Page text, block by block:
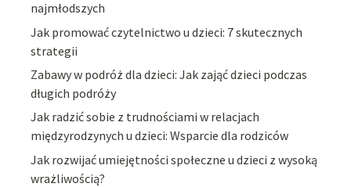
najmłodszych
Jak promować czytelnictwo u dzieci: 7 skutecznych
strategii
Zabawy w podróż dla dzieci: Jak zająć dzieci podczas
długich podróży
Jak radzić sobie z trudnościami w relacjach
międzyrodzynych u dzieci: Wsparcie dla rodziców
Jak rozwijać umiejętności społeczne u dzieci z wysoką
wrażliwością?